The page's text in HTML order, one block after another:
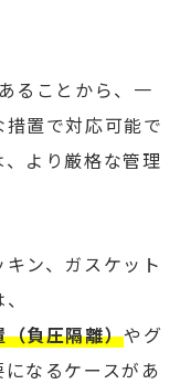
ることから、一
置で対応可能で
より厳格な管理
キン、ガスケット
（負圧隔離）やグ
なるケースがあ